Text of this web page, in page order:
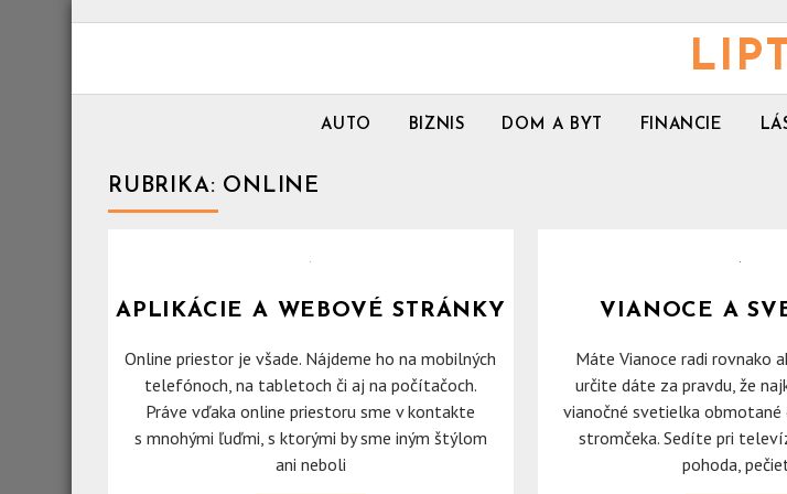
AUTO BIZNIS DOM A BYT FINANCIE
RUBRIKA: ONLINE
APLIKÁCIE A WEBOVÉ STRÁNKY
Online priestor je všade. Nájdeme ho na mobilných
telefónoch, na tabletoch či aj na počítačoch.
Práve vďaka online priestoru sme v kontakte
s mnohými ľuďmi, s ktorými by sme iným štýlom
ani neboli
VIANOCE A
Máte Vianoce radi rovnako
určite dáte za pravdu, že
vianočné svetielka
stromčeka. Sedíte pri
pohoda,